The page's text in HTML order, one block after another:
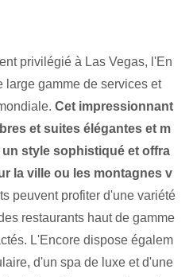
privilégié à Las Vegas, l'En
large gamme de services et
Cet impressionnant
et suites élégantes et m
style sophistiqué et offra
la ville ou les montagnes v
peuvent profiter d'une variété
restaurants haut de gamme
L'Encore dispose égalem
d'un spa de luxe et d'une